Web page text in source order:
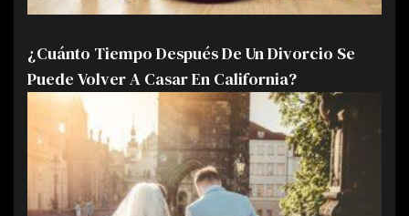
¿Cuánto Tiempo Después De Un Divorcio Se
Puede Volver A Casar En California?